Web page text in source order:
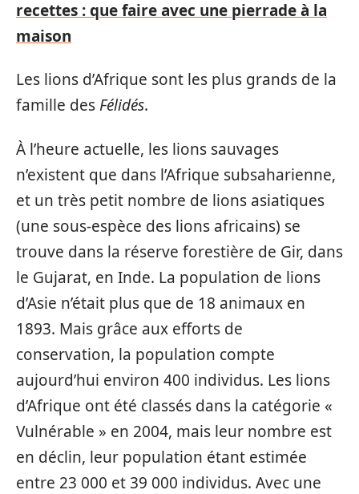
recettes : que faire avec une pierrade à la
maison
Les lions d’Afrique sont les plus grands de la
famille desFélidés.
À l’heure actuelle, les lions sauvages
n’existent que dans l’Afrique subsaharienne,
et un très petit nombre de lions asiatiques
(une sous-espèce des lions africains) se
trouve dans la réserve forestière de Gir, dans
le Gujarat, en Inde. La population de lions
d’Asie n’était plus que de 18 animaux en
1893. Mais grâce aux efforts de
conservation, la population compte
aujourd’hui environ 400 individus. Les lions
d’Afrique ont été classés dans la catégorie «
Vulnérable » en 2004, mais leur nombre est
en déclin, leur population étant estimée
entre 23 000 et 39 000 individus. Avec une